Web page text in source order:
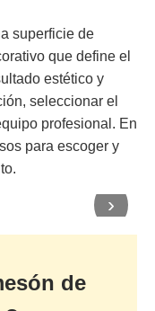
superficie de
que define el
estético y
seleccionar el
profesional. En
para escoger y
›
de